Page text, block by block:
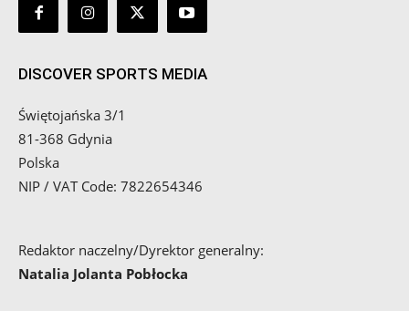
DISCOVER SPORTS MEDIA
Świętojańska 3/1
81-368 Gdynia
Polska
NIP / VAT Code: 7822654346
Redaktor naczelny/Dyrektor generalny:
Natalia Jolanta Pobłocka